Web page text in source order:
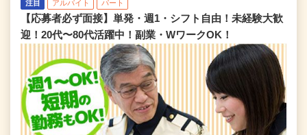
注目 アルバイト パート
【応募者必ず面接】単発・週1・シフト自由！未経験大歓
迎！20代〜80代活躍中！副業・WワークOK！